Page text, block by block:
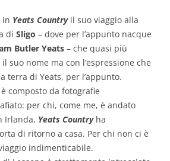
in Yeats Countryil suo viaggio alla
di Sligo – dove per l’appunto nacque
Butler Yeats – che quasi più
suo nome ma con l’espressione che
terra di Yeats, per l’appunto.
composto da fotografie
per chi, come me, è andato
Irlanda, Yeats Countryha
di ritorno a casa. Per chi non ci è
indimenticabile.